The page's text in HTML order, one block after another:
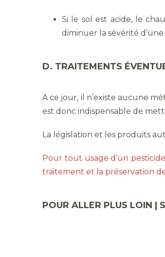
Si le sol est acide, le
diminuer la sévérité
D. TRAITEMENTS
A ce jour, il n’existe aucune
est donc indispensable de
La législation et les produits
Pour tout usage d’un
traitement et la préservation
POUR ALLER PLUS LOIN |